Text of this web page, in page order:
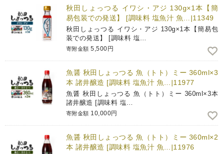
秋田しょっつる イワシ・アジ 130g×1本【簡
易包装での発送】 [調味料 塩魚汁 魚…|11349
秋田しょっつる イワシ・アジ 130g×1本【簡易包
装での発送】 [調味料 塩…
寄附金額 5,500円
魚醤 秋田しょっつる 魚（トト）ミー 360ml×3
本 諸井醸造 [調味料 塩魚汁 魚…|11977
魚醤 秋田しょっつる 魚（トト）ミー 360ml×3本
諸井醸造 [調味料 塩…
寄附金額 10,000円
魚醤 秋田しょっつる 魚（トト）ミー 360ml×2
本 諸井醸造 [調味料 塩魚汁 魚…|11976